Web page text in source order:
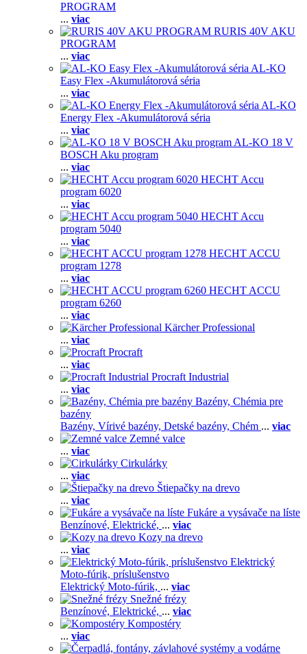
PROGRAM
... viac
RURIS 40V AKU
PROGRAM
... viac
AL-KO
Easy Flex -Akumulátorová séria
... viac
AL-KO
Energy Flex -Akumulátorová séria
... viac
AL-KO 18 V
BOSCH Aku program
... viac
HECHT Accu
program 6020
... viac
HECHT Accu
program 5040
... viac
HECHT ACCU
program 1278
... viac
HECHT ACCU
program 6260
... viac
Kärcher Professional
... viac
Procraft
... viac
Procraft Industrial
... viac
Bazény, Chémia pre
bazény
Bazény, Vírivé bazény, Detské bazény, Chém ... viac
Zemné valce
... viac
Cirkulárky
... viac
Štiepačky na drevo
... viac
Fukáre a vysávače na líste
Benzínové, Elektrické, ... viac
Kozy na drevo
... viac
Elektrický
Moto-fúrik, príslušenstvo
Elektrický Moto-fúrik, ... viac
Snežné frézy
Benzínové, Elektrické, ... viac
Kompostéry
... viac